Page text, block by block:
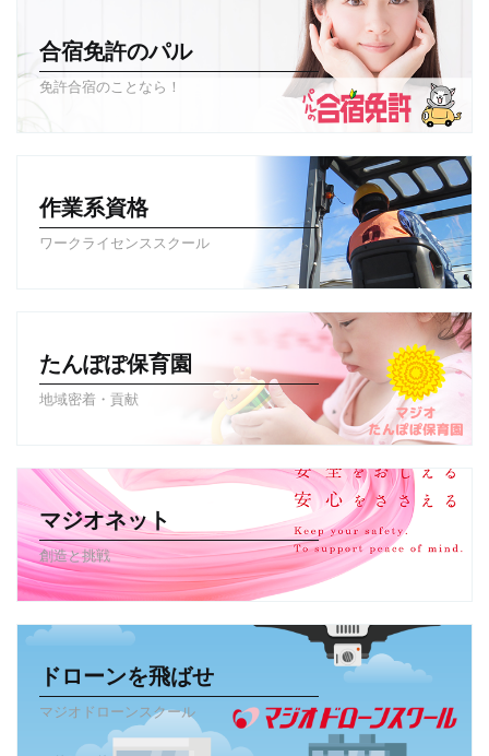
合宿免許のパル
免許合宿のことなら！
作業系資格
ワークライセンススクール
たんぽぽ保育園
地域密着・貢献
マジオネット
創造と挑戦
ドローンを飛ばせ
マジオドローンスクール